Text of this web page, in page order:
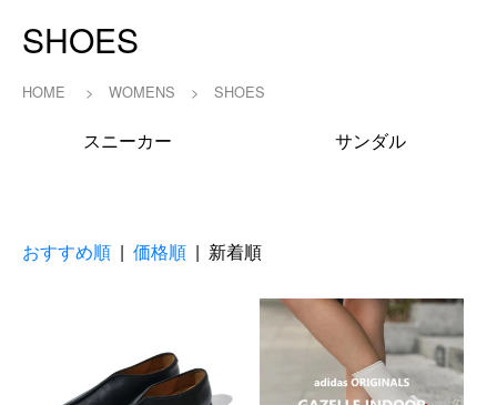
SHOES
HOME > WOMENS > SHOES
スニーカー サンダル
おすすめ順 | 価格順 | 新着順